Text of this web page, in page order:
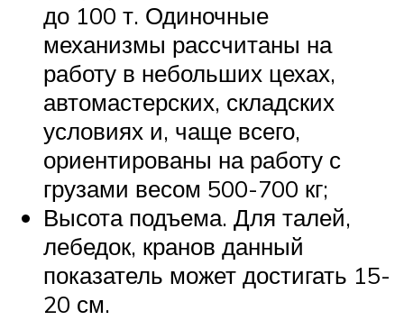
до 100 т. Одиночные
механизмы рассчитаны на
работу в небольших цехах,
автомастерских, складских
условиях и, чаще всего,
ориентированы на работу с
грузами весом 500-700 кг;
Высота подъема. Для талей,
лебедок, кранов данный
показатель может достигать 15-
20 см.